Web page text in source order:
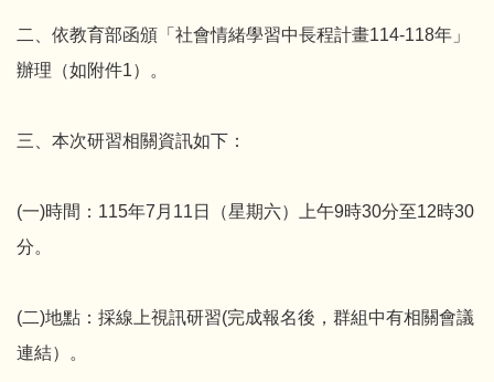
二、依教育部函頒「社會情緒學習中長程計畫114-118年」
辦理（如附件1）。
三、本次研習相關資訊如下：
(一)時間：115年7月11日（星期六）上午9時30分至12時30
分。
(二)地點：採線上視訊研習(完成報名後，群組中有相關會議
連結）。